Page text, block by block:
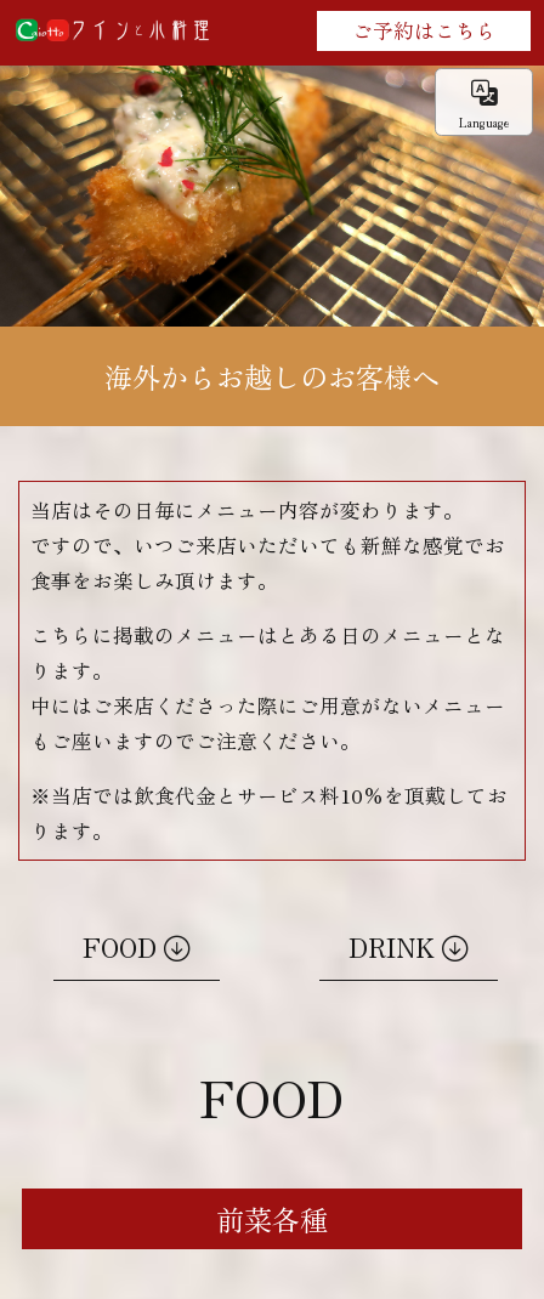
ご予約はこちら
Language
海外からお越しのお客様へ
当店はその日毎にメニュー内容が変わります。
ですので、いつご来店いただいても新鮮な感覚でお
食事をお楽しみ頂けます。
こちらに掲載のメニューはとある日のメニューとな
ります。
中にはご来店くださった際にご用意がないメニュー
もご座いますのでご注意ください。
※当店では飲食代金とサービス料10%を頂戴してお
ります。
FOOD DRINK
FOOD
前菜各種